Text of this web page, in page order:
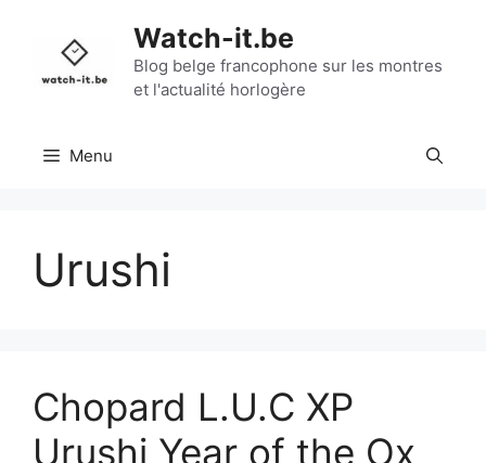
contenu
Watch-it.be
Blog belge francophone sur les montres
et l'actualité horlogère
Menu
Urushi
Chopard L.U.C XP
Urushi Year of the Ox